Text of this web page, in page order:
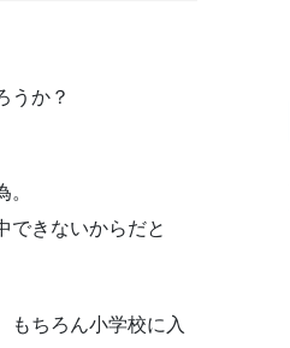
うか？
できないからだと
もちろん小学校に入